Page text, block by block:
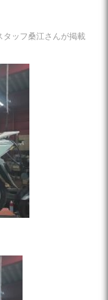
ッフ桑江さんが掲載